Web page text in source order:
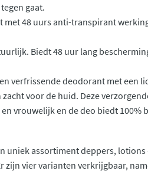
gaat.
met 48 uurs anti-transpirant
Biedt 48 uur lang
verfrissende deodorant met een
voor de huid. Deze
vrouwelijk en de deo biedt
uniek assortiment deppers,
zijn vier varianten verkrijgbaar,